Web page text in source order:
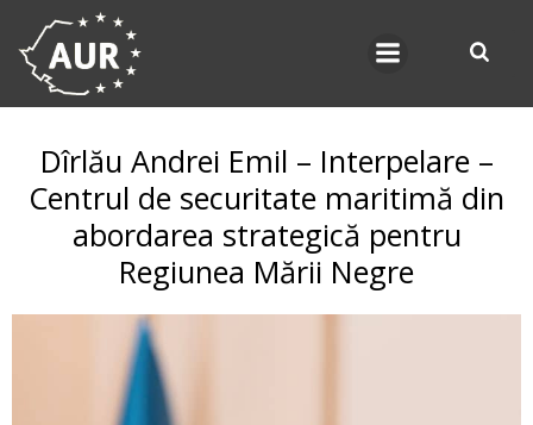
Dîrlău Andrei Emil – Interpelare –
Centrul de securitate maritimă din
abordarea strategică pentru
Regiunea Mării Negre